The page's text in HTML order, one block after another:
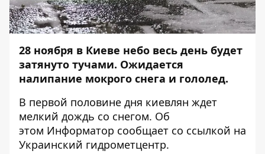
28 ноября в Киеве небо весь день будет
затянуто тучами. Ожидается
налипание мокрого снега и гололед.
В первой половине дня киевлян ждет
мелкий дождь со снегом. Об
этом Информатор сообщает со ссылкой на
Украинский гидрометцентр.